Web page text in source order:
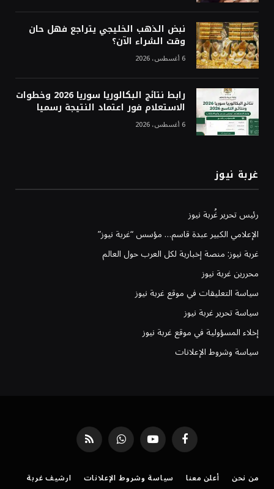
نبض الذهب الخليجي يتراجع فهل حان
وقت الشراء الآن؟
6 أغسطس، 2026
رابط نتائج البكالوريا سوريا 2026 وخطوات
الاستعلام فور اعتماد النتيجة رسميا
6 أغسطس، 2026
غربة نيوز
رئيس تحرير غُربة نيوز
الإعلامي الكبير عبدة قاسم… مؤسس “غربة نيوز”
غربة نيوز: منصة إخبارية لكل العرب حول العالم
محررين غربة نيوز
سياسة التعليقات في موقع غربة نيوز
سياسة تحرير غربة نيوز
إخلاء المسؤولية في موقع غربة نيوز
سياسة وشروط الإعلانات
فيسبوك يوتيوب واتساب RSS
من نحن أعلن معنا سياسة وشروط الإعلانات
ارشيف غربة